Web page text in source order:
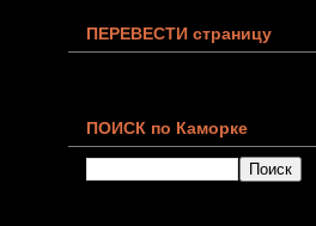
ПЕРЕВЕСТИ страницу
ПОИСК по Каморке